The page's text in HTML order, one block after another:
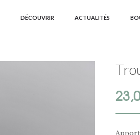
DÉCOUVRIR ACTUALITÉS